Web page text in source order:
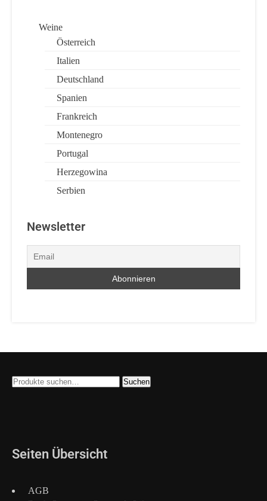
Weine
Österreich
Italien
Deutschland
Spanien
Frankreich
Montenegro
Portugal
Herzegowina
Serbien
Newsletter
Suche
Suchen
Seiten Übersicht
AGB